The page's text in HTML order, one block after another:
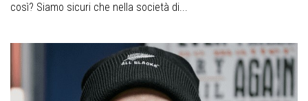
così? Siamo sicuri che nella società di...